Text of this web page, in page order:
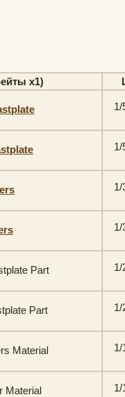
х1)
1/
1/
1/
1/
Part 1/
Part 1/
Material 1/
Material 1/